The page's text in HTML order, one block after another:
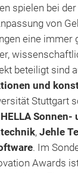
spielen bei
von
eine immer
beteiligt sind
und
Stuttgart
HELLA Sonnen-
, Jehle
. Im
Awards